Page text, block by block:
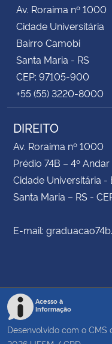
Av. Roraima nº 1000
Cidade Universitária
Bairro Camobi
Santa Maria - RS
CEP: 97105-900
+55 (55) 3220-8000
DIREITO
Av. Roraima nº 1000
Prédio 74B – 4º Andar
Cidade Universitária -
Santa Maria – RS -
E-mail:
Acesso à
Informação
Desenvolvido com o